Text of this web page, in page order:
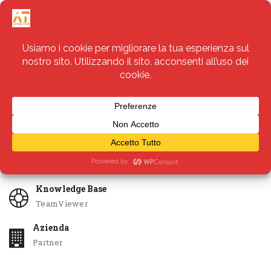
Servizi
Knowledge Base
TeamViewer
Azienda
Partner